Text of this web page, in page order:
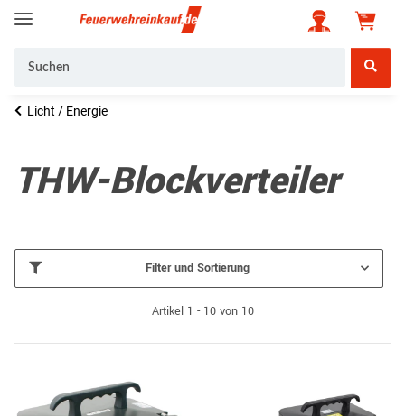
Licht / Energie
THW-Blockverteiler
Filter und Sortierung
Artikel 1 - 10 von 10